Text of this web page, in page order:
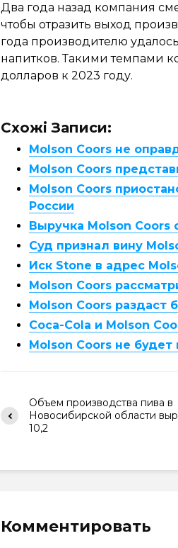
Два года назад компания
чтобы отразить выход
года производителю
напитков. Такими темпами
долларов к 2023 году.
Схожі Записи:
Molson Coors не
Molson Coors
Molson Coors
России
Выручка Molson Coors
Суд признал вину
Иск Stone в адрес
Molson Coors
Molson Coors раздаст
Coca-Cola и Molson
Molson Coors не
Объем производства пива в
Новосибирской области
10,2
Комментировать